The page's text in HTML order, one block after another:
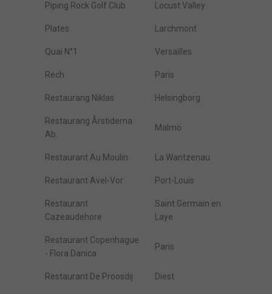
Piping Rock Golf Club Locust Valley
Plates Larchmont
Quai N°1 Versailles
Rech Paris
Restaurang Niklas Helsingborg
Restaurang Årstiderna
Ab.
Malmö
Restaurant Au Moulin La Wantzenau
Restaurant Avel-Vor Port-Louis
Restaurant
Cazeaudehore
Saint Germain en
Laye
Restaurant Copenhague
- Flora Danica
Paris
Restaurant De Proosdij Diest